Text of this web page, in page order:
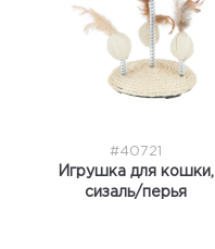
#40721
Игрушка для кошки,
сизаль/перья